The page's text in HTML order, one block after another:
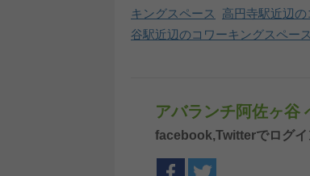
キングスペース
高円寺駅近辺
谷駅近辺のコワーキングスペース
アバランチ阿佐ヶ谷
facebook,Twitterでログイ